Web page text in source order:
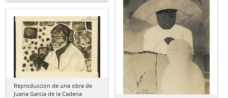
Reproducción de una obra de
Juana García de la Cadena